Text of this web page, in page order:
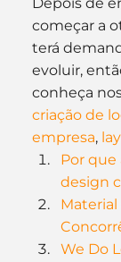
começar a
terá
evoluir,
conheça
criação de
empresa,
Por que
design
Material
We Do